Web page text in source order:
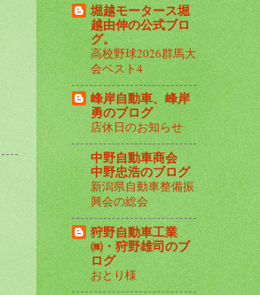
堀越モータース堀
越由伸の公式ブロ
グ。
高校野球2026群馬大
会ベスト4
峰岸自動車、峰岸
勇のブログ
店休日のお知らせ
中野自動車商会
中野忠浩のブログ
新潟県自動車整備振
興会の総会
狩野自動車工業
㈱・狩野雄司のブ
ログ
おとり様